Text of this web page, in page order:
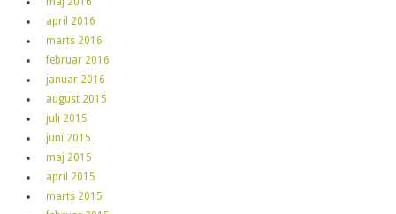
april 2016
marts 2016
februar 2016
januar 2016
august 2015
juli 2015
juni 2015
maj 2015
april 2015
marts 2015